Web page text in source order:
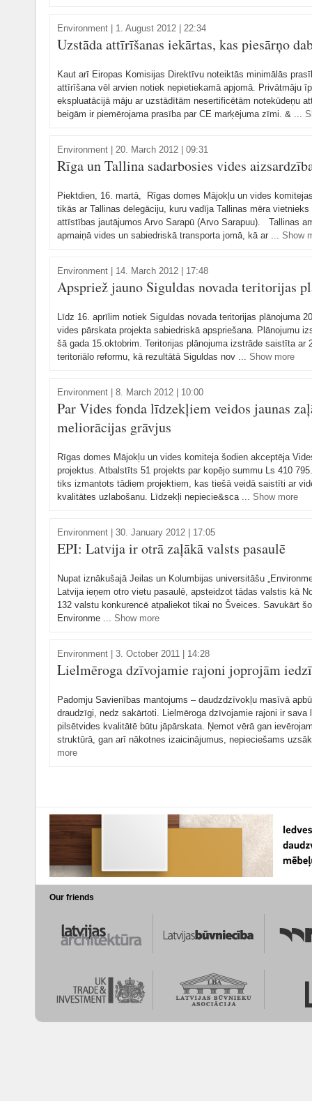
Environment 1. August 2012 | 22:34
Uzstāda attīrīšanas iekārtas, kas piesārņo
Kaut arī Eiropas Komisijas Direktīvu noteiktās minimālās
attīrīšana vēl arvien notiek nepietiekamā apjomā. Privātmāju
ekspluatācijā māju ar uzstādītām nesertificētām notekūdeņu
beigām ir piemērojama prasība par CE marķējuma zīmi. & ...
Environment 20. March 2012 | 09:31
Rīga un Tallina sadarbosies vides
Piektdien, 16. martā, Rīgas domes Mājokļu un vides
tikās ar Tallinas delegāciju, kuru vadīja Tallinas mēra
attīstības jautājumos Arvo Sarapū (Arvo Sarapuu). Tallinas
apmaiņā vides un sabiedriskā transporta jomā, kā ar ... Show
Environment 14. March 2012 | 17:48
Apspriež jauno Siguldas novada teritorijas
Līdz 16. aprīlim notiek Siguldas novada teritorijas plānojuma
vides pārskata projekta sabiedriskā apspriešana. Plānojumu
šā gada 15.oktobrim. Teritorijas plānojuma izstrāde saistīta ar
teritoriālo reformu, kā rezultātā Siguldas nov ... Show more
Environment 8. March 2012 | 10:00
Par Vides fonda līdzekļiem veidos jaunas
meliorācijas grāvjus
Rīgas domes Mājokļu un vides komiteja šodien akceptēja
projektus. Atbalstīts 51 projekts par kopējo summu Ls 410
tiks izmantots tādiem projektiem, kas tiešā veidā saistīti ar
kvalitātes uzlabošanu. Līdzekļi nepiecie&sca ... Show more
Environment 30. January 2012 | 17:05
EPI: Latvija ir otrā zaļākā valsts pasaulē
Nupat iznākušajā Jeilas un Kolumbijas universitāšu
Latvija ieņem otro vietu pasaulē, apsteidzot tādas valstis kā
132 valstu konkurencē atpaliekot tikai no Šveices. Savukārt
Environme ... Show more
Environment 3. October 2011 | 14:28
Lielmēroga dzīvojamie rajoni joprojām
Padomju Savienības mantojums – daudzdzīvokļu masīvā
draudzīgi, nedz sakārtoti. Lielmēroga dzīvojamie rajoni ir
pilsētvides kvalitātē būtu jāpārskata. Ņemot vērā gan
struktūrā, gan arī nākotnes izaicinājumus, nepieciešams
more
Our friends